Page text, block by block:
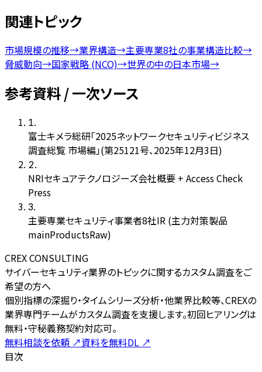
関連トピック
市場規模の推移→業界構造→主要専業8社の事業構造比較→
脅威動向→国家戦略 (NCO)→世界の中の日本市場→
参考資料 / 一次ソース
1.
富士キメラ総研「2025ネットワークセキュリティビジネス
調査総覧 市場編」(第25121号、2025年12月3日)
2.
NRIセキュアテクノロジーズ会社概要 + Access Check
Press
3.
主要専業セキュリティ事業者8社IR (主力対策製品
mainProductsRaw)
CREX CONSULTING
サイバーセキュリティ業界のトピックに関するカスタム調査をご
希望の方へ
個別指標の深掘り・タイムシリーズ分析・他業界比較等、CREXの
業界専門チームがカスタム調査を支援します。初回ヒアリングは
無料・守秘義務契約対応可。
無料相談を依頼 ↗資料を無料DL ↗
目次